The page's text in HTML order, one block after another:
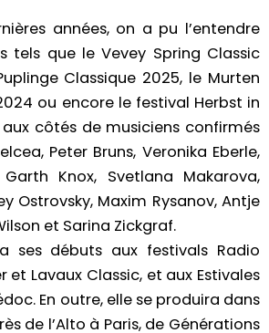
années, on a pu l’entendre
tels que le Vevey Spring Classic
Classique 2025, le Murten
ou encore le festival Herbst in
côtés de musiciens confirmés
Peter Bruns, Veronika Eberle,
Garth Knox, Svetlana Makarova,
Ostrovsky, Maxim Rysanov, Antje
et Sarina Zickgraf.
ses débuts aux festivals Radio
et Lavaux Classic, et aux Estivales
En outre, elle se produira dans
de l’Alto à Paris, de Générations